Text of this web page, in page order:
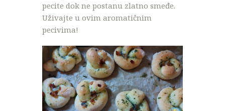
pecite dok ne postanu zlatno smeđe.
Uživajte u ovim aromatičnim
pecivima!